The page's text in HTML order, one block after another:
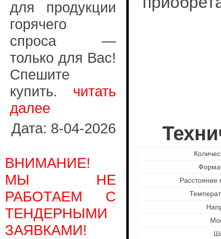
для продукции
горячего
спроса —
только для Вас!
Спешите
купить. читать
далее
Дата: 8-04-2026
ВНИМАНИЕ!
МЫ НЕ
РАБОТАЕМ С
ТЕНДЕРНЫМИ
ЗАЯВКАМИ!